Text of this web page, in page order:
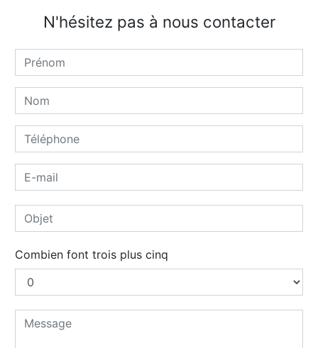
N'hésitez pas à nous contacter
Combien font trois plus cinq